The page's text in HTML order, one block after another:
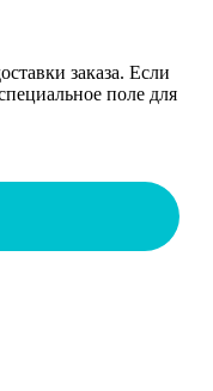
заказа. Если
поле для